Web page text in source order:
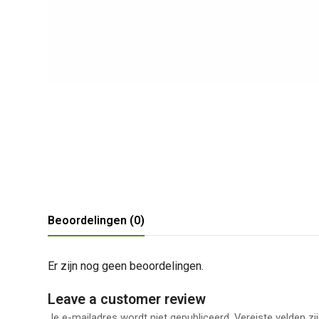
Beoordelingen (0)
Er zijn nog geen beoordelingen.
Leave a customer review